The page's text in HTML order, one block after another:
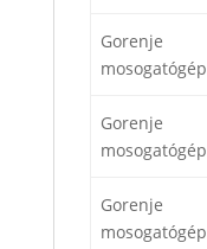
Gorenje
mosogatógép
Gorenje
mosogatógép
Gorenje
mosogatógép